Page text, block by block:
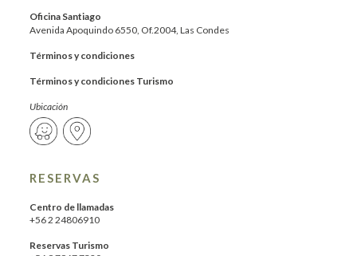
Oficina Santiago
Avenida Apoquindo 6550, Of.2004, Las Condes
Términos y condiciones
Términos y condiciones Turismo
Ubicación
RESERVAS
Centro de llamadas
+56 2 24806910
Reservas Turismo